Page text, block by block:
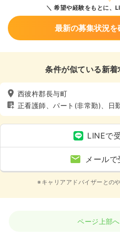
希望や経験をもとに、
最新の募集状況を
条件が似ている新
西彼杵郡長与町
正看護師、パート(非常勤)、日
LINEで
メールで
※キャリアアドバイザーとの
ページ上部